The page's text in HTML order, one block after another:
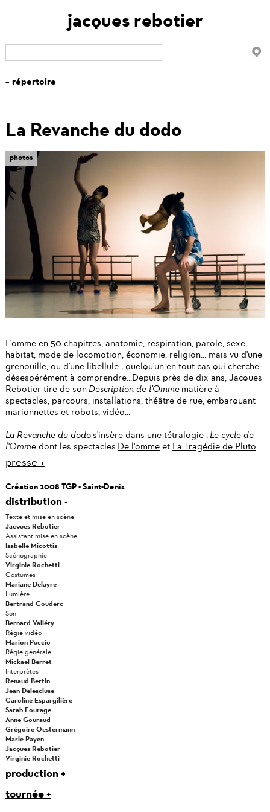
jacques rebotier
La Revanche du dodo
tabs
photos(onglet
actif)
L'omme en 50 chapitres, anatomie, respiration, parole, sexe,
habitat, mode de locomotion, économie, religion... mais vu d'une
grenouille, ou d'une libellule ; quelqu'un en tout cas qui cherche
désespérément à comprendre...Depuis près de dix ans, Jacques
Rebotier tire de son Description de l'Ommematière à
spectacles, parcours, installations, théâtre de rue, embarquant
marionnettes et robots, vidéo...
La Revanche du dodos'insère dans une tétralogie : Le cycle de
l'Ommedont les spectacles De l'ommeet La Tragédie de Pluto
presse
Création 2008 TGP - Saint-Denis
distribution
Texte et mise en scène
Jacques Rebotier
Assistant mise en scène
Isabelle Micottis
Scénographie
Virginie Rochetti
Costumes
Mariane Delayre
Lumière
Bertrand Couderc
Son
Bernard Valléry
Régie vidéo
Marion Puccio
Régie générale
Mickaël Berret
Interprètes
Renaud Bertin
Jean Delescluse
Caroline Espargilière
Sarah Fourage
Anne Gouraud
Grégoire Oestermann
Marie Payen
Jacques Rebotier
Virginie Rochetti
production
tournée